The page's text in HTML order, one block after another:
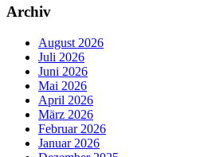
Archiv
August 2026
Juli 2026
Juni 2026
Mai 2026
April 2026
März 2026
Februar 2026
Januar 2026